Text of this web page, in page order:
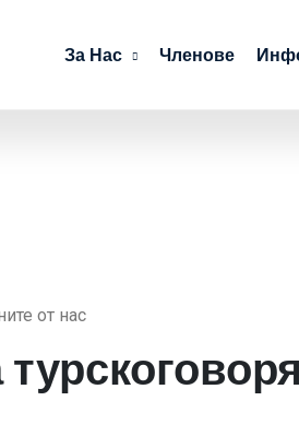
За Нас Членове
от нас